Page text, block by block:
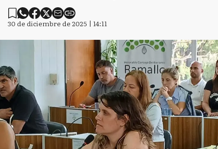
30 de diciembre de 2025 | 14:11